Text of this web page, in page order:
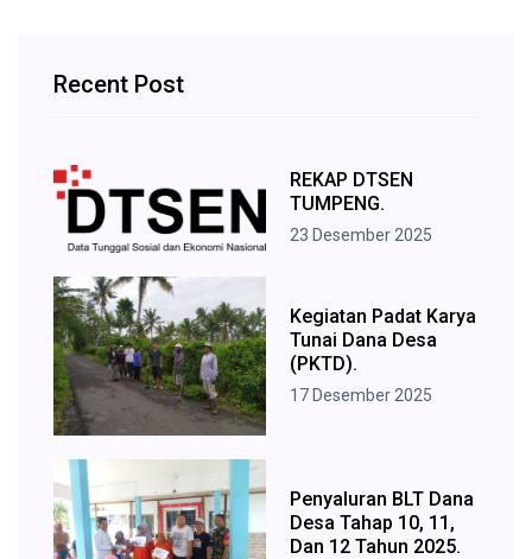
Recent Post
REKAP DTSEN
TUMPENG.
23 Desember 2025
Kegiatan Padat Karya
Tunai Dana Desa
(PKTD).
17 Desember 2025
Penyaluran BLT Dana
Desa Tahap 10, 11,
Dan 12 Tahun 2025.